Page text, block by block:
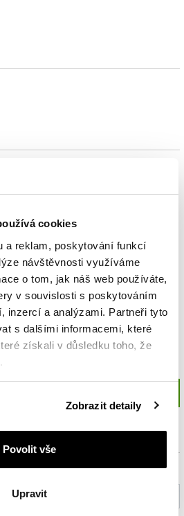
cookies
a reklam, poskytování funkcí
návštěvnosti využíváme
o tom, jak náš web používáte,
v souvislosti s poskytováním
inzercí a analýzami. Partneři tyto
s dalšími informacemi, které
získali v důsledku toho, že
ochrany osobních údajů
Zobrazit detaily
Povolit vše
Upravit
na e-shopu Apart.cz obdržíte
taštičkou – v závislosti na
nákup se tak stane krásným
příprav věnovat svým
na prodejně
nebo konkrétní prodejnu